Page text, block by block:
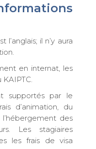
l’anglais; il n’y aura
en internat, les
supportés par le
d’animation, du
des
Les stagiaires
les frais de visa